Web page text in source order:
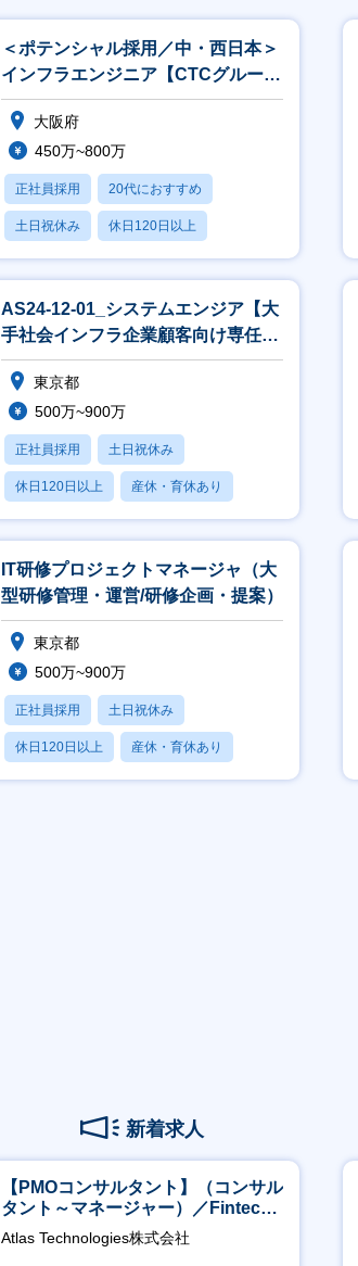
＜ポテンシャル採用／中・西日本＞
インフラエンジニア【CTCグループ
／クラウド・オンプレ】
大阪府
450万~800万
正社員採用 20代におすすめ
土日祝休み 休日120日以上
産休・育休あり
AS24-12-01_システムエンジア【大
手社会インフラ企業顧客向け専任チ
ーム】
東京都
500万~900万
正社員採用 土日祝休み
休日120日以上 産休・育休あり
賞与あり
IT研修プロジェクトマネージャ（大
型研修管理・運営/研修企画・提案）
東京都
500万~900万
正社員採用 土日祝休み
休日120日以上 産休・育休あり
賞与あり
新着求人
【PMOコンサルタント】（コンサル
タント～マネージャー）／Fintech
領域／設立5年弱で上場
Atlas Technologies株式会社